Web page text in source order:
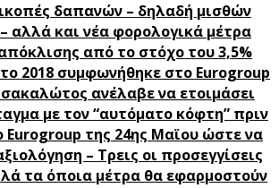
δαπανών – δηλαδή μισθών
αλλά και νέα φορολογικά μέτρα
από το στόχο του 3,5%
2018 συμφωνήθηκε στο Eurogroup
ανέλαβε να ετοιμάσει
με τον “αυτόματο κόφτη” πριν
Eurogroup της 24ης Μαϊου ώστε να
– Τρεις οι προσεγγίσεις
τα όποια μέτρα θα εφαρμοστούν